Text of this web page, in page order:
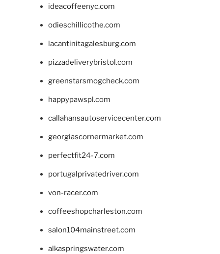
ideacoffeenyc.com
odieschillicothe.com
lacantinitagalesburg.com
pizzadeliverybristol.com
greenstarsmogcheck.com
happypawspl.com
callahansautoservicecenter.com
georgiascornermarket.com
perfectfit24-7.com
portugalprivatedriver.com
von-racer.com
coffeeshopcharleston.com
salon104mainstreet.com
alkaspringswater.com